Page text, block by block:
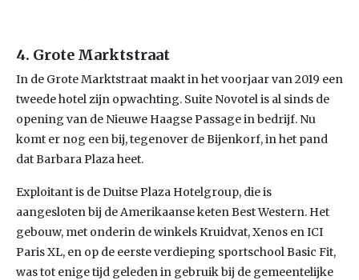
4. Grote Marktstraat
In de Grote Marktstraat maakt in het voorjaar van 2019 een
tweede hotel zijn opwachting. Suite Novotel is al sinds de
opening van de Nieuwe Haagse Passage in bedrijf. Nu
komt er nog een bij, tegenover de Bijenkorf, in het pand
dat Barbara Plaza heet.
Exploitant is de Duitse Plaza Hotelgroup, die is
aangesloten bij de Amerikaanse keten Best Western. Het
gebouw, met onderin de winkels Kruidvat, Xenos en ICI
Paris XL, en op de eerste verdieping sportschool Basic Fit,
was tot enige tijd geleden in gebruik bij de gemeentelijke